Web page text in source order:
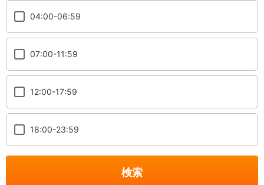
04:00-06:59
07:00-11:59
12:00-17:59
18:00-23:59
検索